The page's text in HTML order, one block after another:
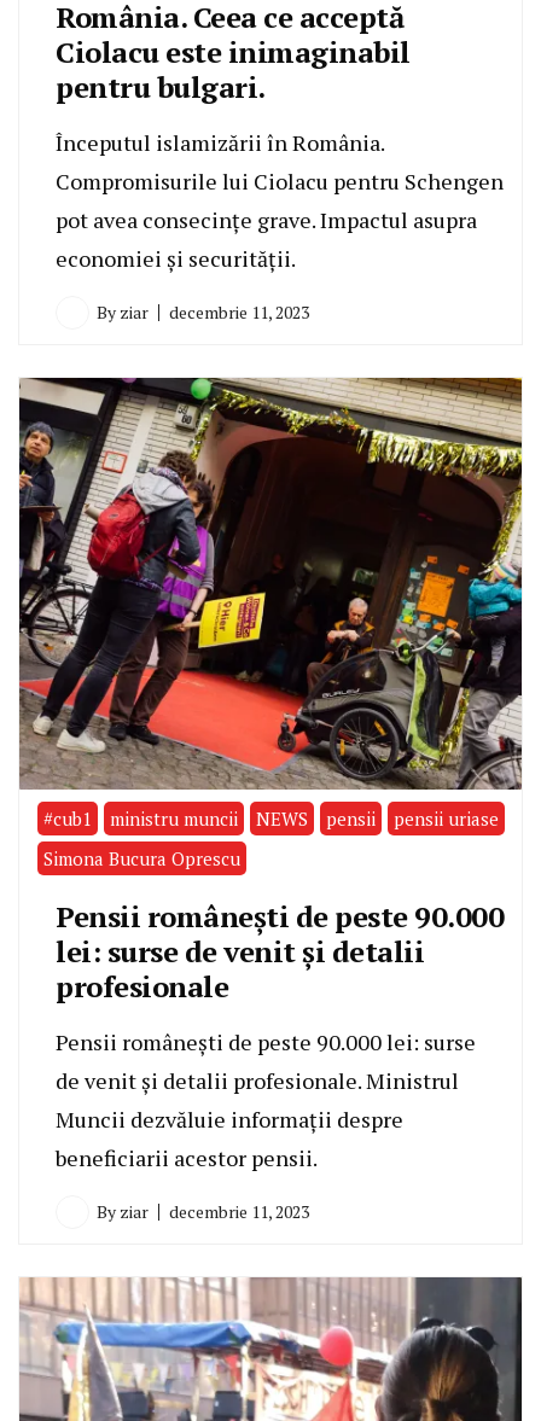
România. Ceea ce acceptă
Ciolacu este inimaginabil
pentru bulgari.
Începutul islamizării în România.
Compromisurile lui Ciolacu pentru Schengen
pot avea consecințe grave. Impactul asupra
economiei și securității.
By ziar decembrie 11, 2023
#cub1 ministru muncii NEWS pensii
pensii uriase
Simona Bucura Oprescu
Pensii românești de peste 90.000
lei: surse de venit și detalii
profesionale
Pensii românești de peste 90.000 lei: surse
de venit și detalii profesionale. Ministrul
Muncii dezvăluie informații despre
beneficiarii acestor pensii.
By ziar decembrie 11, 2023